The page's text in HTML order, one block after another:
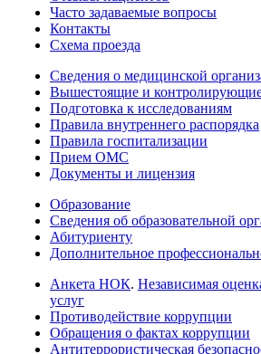
Часто задаваемые вопросы
Контакты
Схема проезда
Сведения о медицинской
Вышестоящие и
Подготовка к исследованиям
Правила внутреннего распорядка
Правила госпитализации
Прием ОМС
Документы и лицензия
Образование
Сведения об образовательной
Абитуриенту
Дополнительное
Анкета НОК. Независимая
услуг
Противодействие коррупции
Обращения о фактах коррупции
Антитеррористическая